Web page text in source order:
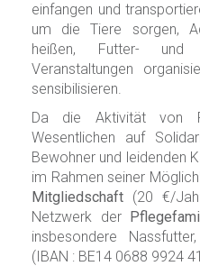
einfangen und
um die Tiere sorgen,
heißen, Futter- und
Veranstaltungen
sensibilisieren.
Da die Aktivität von
Wesentlichen auf
Bewohner und leidenden
im Rahmen seiner
Mitgliedschaft (20 €/
Netzwerk der
insbesondere
(IBAN : BE14 0688 9924